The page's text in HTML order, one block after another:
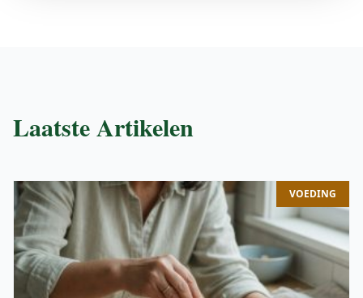
Laatste Artikelen
VOEDING